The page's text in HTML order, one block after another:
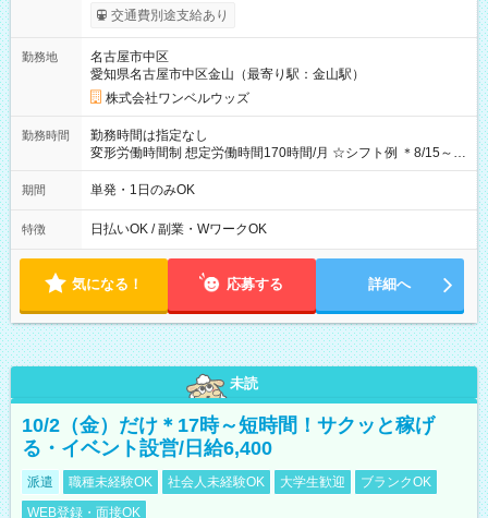
支給！ ※往復500円以内の方は自己負担となります ★日払い
OK！（規定あり） ┗働いたその日に現金GET♪ お仕事後はコン
期間なし
交通費別途支給あり
勤務地
名古屋市中区
愛知県名古屋市中区金山（最寄り駅：金山駅）
株式会社ワンベルウッズ
勤務時間
勤務時間は指定なし
変形労働時間制 想定労働時間170時間/月 ☆シフト例 ＊8/15～
10/26 全日共通 08：00～12：00 17：00～21：00 ＊8/31
～9/19のみ下記シフトもあります！ 12：00～16：00 ＊9/6～
00
期間 単発・1日のみOK
特徴 日払いOK / 副業・WワークOK
気になる！ 応募する 詳細へ
未読
10/2（金）だけ＊17時～短時間！サクッと稼げ
る・イベント設営/日給6,400
派遣 職種未経験OK 社会人未経験OK 大学生歓迎
ブランクOK
WEB登録・面接OK